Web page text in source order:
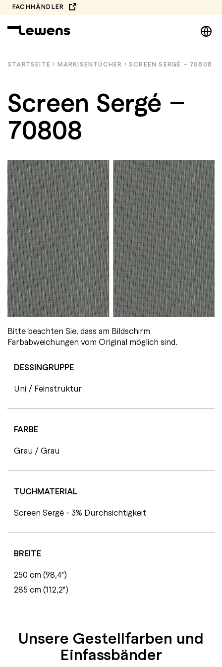
Zum
Inhalt
springen
FACHHÄNDLER
DE
NL
STARTSEITE › MARKISEN­TÜCHER › SCREEN SERGÉ – 70808
Screen Sergé –
70808
Bitte beachten Sie, dass am Bildschirm
Farbabweichungen vom Original möglich sind.
DESSINGRUPPE
Uni / Feinstruktur
FARBE
Grau / Grau
TUCHMATERIAL
Screen Sergé - 3% Durchsichtigkeit
BREITE
250 cm (98,4")
285 cm (112,2")
Unsere Gestellfarben und
Einfassbänder